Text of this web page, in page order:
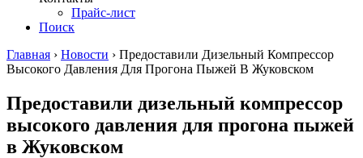
Прайс-лист
Поиск
Главная › Новости › Предоставили Дизельный Компрессор
Высокого Давления Для Прогона Пыжей В Жуковском
Предоставили дизельный компрессор
высокого давления для прогона пыжей
в Жуковском